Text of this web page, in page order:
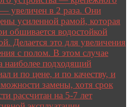
увеличен в 2 раза. Они
усиленной рамой, которая
обшивается водостойкой
Делается это для увеличения
с полом. В этом случае
наиболее подходящий
и по цене, и по качеству, и
замены, хотя срок
рассчитан на 5-7 лет